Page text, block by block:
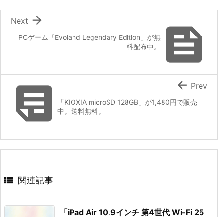

PCゲーム「Evoland Legendary Edition」が無
料配布中。

Next
 「KIOXIA microSD 128GB」が1,480円で販売
中。送料無料。
 Prev
 関連記事
「iPad Air 10.9インチ 第4世代 Wi-Fi 25